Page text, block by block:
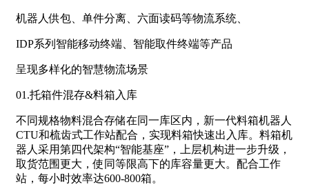
机器人供包、单件分离、六面读码等物流系统、
IDP系列智能移动终端、智能取件终端等产品
呈现多样化的智慧物流场景
01.托箱件混存&料箱入库
不同规格物料混合存储在同一库区内，新一代料箱机器人
CTU和梳齿式工作站配合，实现料箱快速出入库。料箱机
器人采用第四代架构“智能基座”，上层机构进一步升级，
取货范围更大，使同等限高下的库容量更大。配合工作
站，每小时效率达600-800箱。